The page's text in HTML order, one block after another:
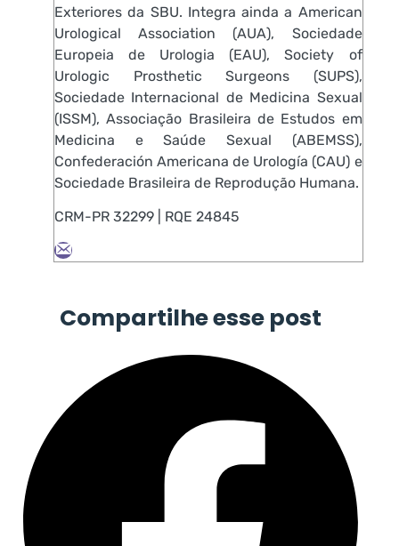
Exteriores da SBU. Integra ainda a American
Urological Association (AUA), Sociedade
Europeia de Urologia (EAU), Society of
Urologic Prosthetic Surgeons (SUPS),
Sociedade Internacional de Medicina Sexual
(ISSM), Associação Brasileira de Estudos em
Medicina e Saúde Sexual (ABEMSS),
Confederación Americana de Urología (CAU) e
Sociedade Brasileira de Reprodução Humana.
CRM-PR 32299 | RQE 24845
Compartilhe esse post